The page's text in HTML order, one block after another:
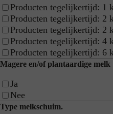
Producten tegelijkertijd: 1
Producten tegelijkertijd: 2
Producten tegelijkertijd: 2
Producten tegelijkertijd: 4
Producten tegelijkertijd:
Magere en/of plantaardige melk
Ja
Nee
Type melkschuim.
Break
Break